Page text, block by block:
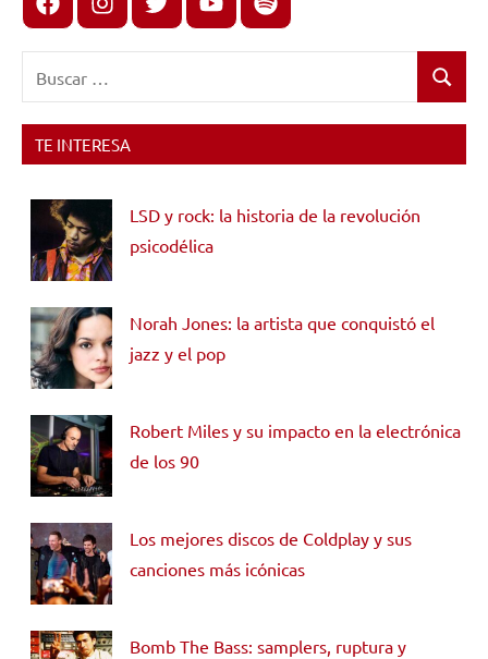
Buscar
TE INTERESA
LSD y rock: la historia de la revolución
psicodélica
Norah Jones: la artista que conquistó el
jazz y el pop
Robert Miles y su impacto en la electrónica
de los 90
Los mejores discos de Coldplay y sus
canciones más icónicas
Bomb The Bass: samplers, ruptura y